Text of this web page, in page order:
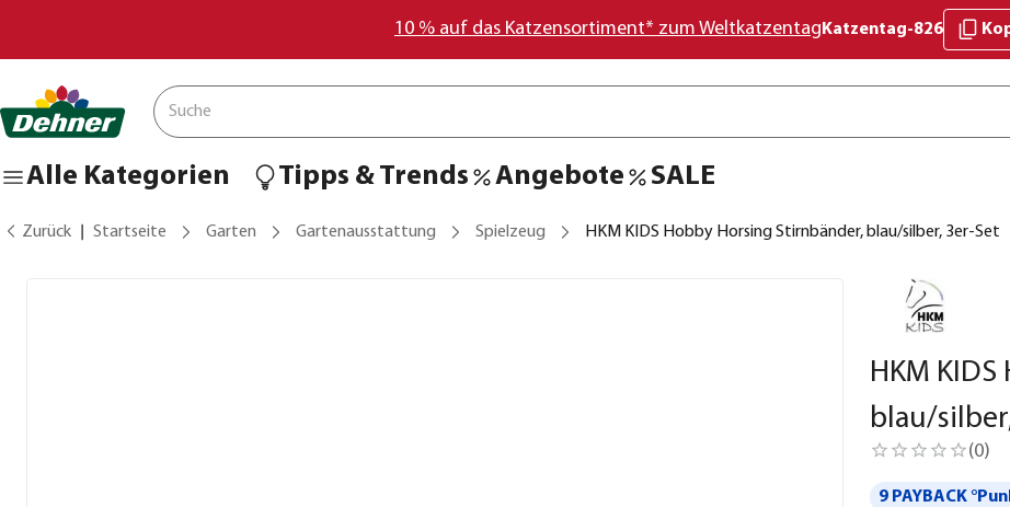
10 % auf das Katzensortiment* zum Weltkatzentag Katzentag-826
Alle Kategorien Tipps & Trends Angebote SALE
Zurück Startseite Garten Gartenausstattung Spielzeug HKM KIDS Hobby Horsing Stirnbänder, blau/silber, 3er-Set
HKM
blau/
(0)
9 PAYBACK